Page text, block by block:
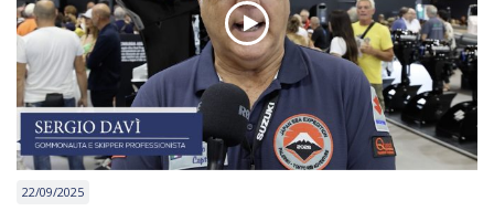
22/09/2025